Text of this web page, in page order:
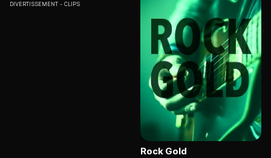
DIVERTISSEMENT CLIPS
Rock Gold